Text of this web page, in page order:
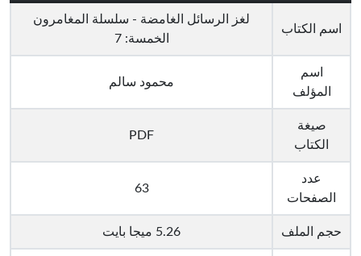
اسم الكتاب
لغز الرسائل الغامضة - سلسلة المغامرون
الخمسة: 7
اسم
المؤلف
محمود سالم
صيغة
الكتاب
PDF
عدد
الصفحات
63
حجم الملف 5.26 ميجا بايت